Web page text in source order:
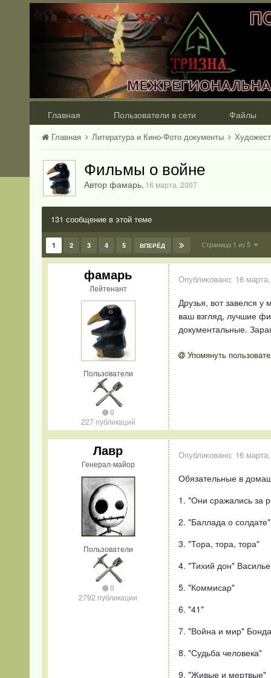
Главная Пользователи в сети Файлы
Главная Литература и Кино-Фото документы
Фильмы о войне
Автор фамарь, 16 марта, 2007
131 сообщение в этой теме
1 2 3 4 5 ВПЕРЁД Страница 1 из 5
фамарь
Лейтенант
Пользователи
0
227 публикаций
Опубликовано: 16
Друзья, вот завелся
ваш взгляд, лучшие
документальные.
Упомянуть
Лавр
Генерал-майор
Пользователи
0
2792 публикации
Опубликовано: 16
Обязательные в
1. "Они сражались за
2. "Баллада о солдате"
3. "Тора, тора, тора"
4. "Тихий дон"
5. "Коммисар"
6. "41"
7. "Война и мир"
8. "Судьба человека"
9. "Живые и мертвые"